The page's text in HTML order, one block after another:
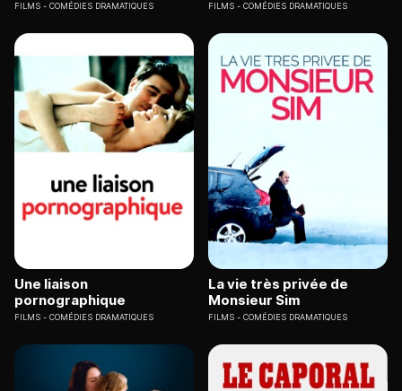
FILMS COMÉDIES DRAMATIQUES FILMS COMÉDIES DRAMATIQUES
Une liaison
pornographique
FILMS COMÉDIES DRAMATIQUES
La vie très privée de
Monsieur Sim
FILMS COMÉDIES DRAMATIQUES